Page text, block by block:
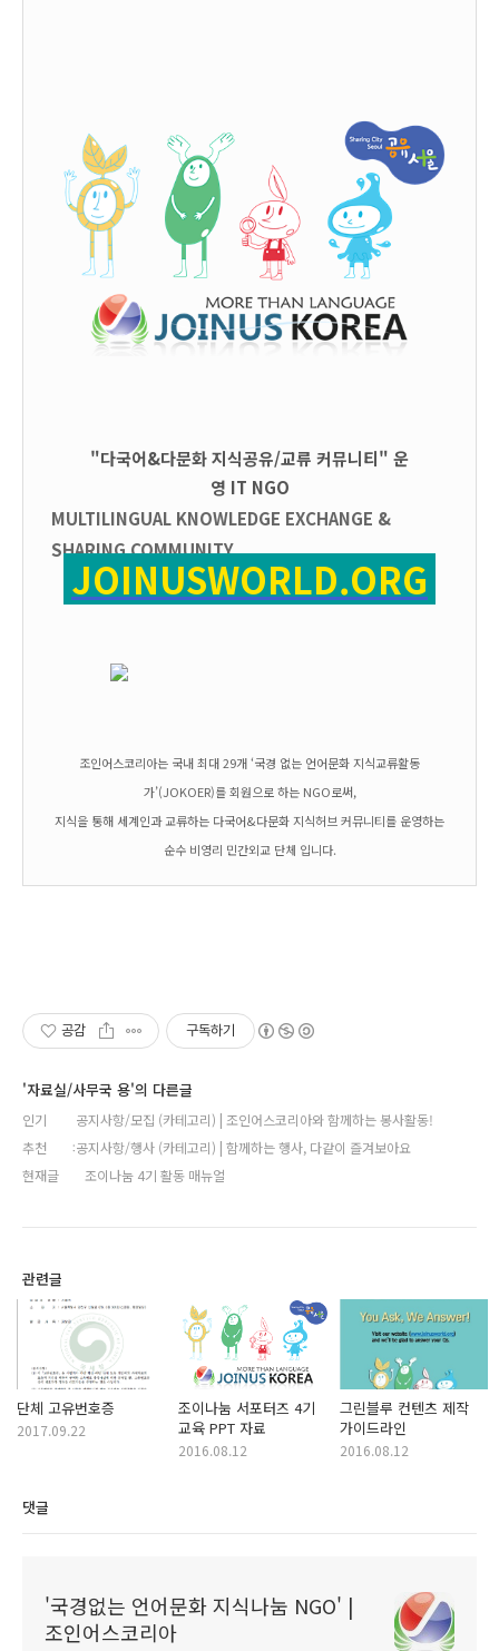
"다국어&다문화 지식공유/교류 커뮤니티" 운
영 IT NGO
MULTILINGUAL KNOWLEDGE EXCHANGE &
SHARING COMMUNITY
JOINUSWORLD.ORG
조인어스코리아는 국내 최대 29개 ‘국경 없는 언어문화 지식교류활동
가’(JOKOER)를 회원으로 하는 NGO로써,
지식을 통해 세계인과 교류하는 다국어&다문화 지식허브 커뮤니티를 운영하는
순수 비영리 민간외교 단체 입니다.
공감 구독하기
'자료실/사무국 용'의 다른글
인기
공지사항/모집 (카테고리) | 조인어스코리아와 함께하는 봉사활동!
추천
공지사항/행사 (카테고리) | 함께하는 행사, 다같이 즐겨보아요
현재글
조이나눔 4기 활동 매뉴얼
관련글
단체 고유번호증
2017.09.22
조이나눔 서포터즈 4기
교육 PPT 자료
2016.08.12
그린블루 컨텐츠 제작
가이드라인
2016.08.12
댓글
'국경없는 언어문화 지식나눔 NGO' |
조인어스코리아